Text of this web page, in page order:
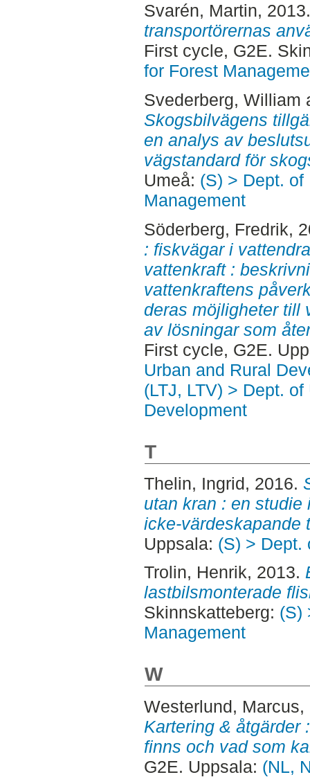
Svarén, Martin,
transportörernas
First cycle, G2E.
for Forest
Svederberg, William
Skogsbilvägens
en analys av
vägstandard för
Umeå: (S) > Dept.
Management
Söderberg, Fredrik,
: fiskvägar i
vattenkraft :
vattenkraftens
deras möjligheter till
av lösningar som
First cycle, G2E.
Urban and Rural
(LTJ, LTV) > Dept.
Development
T
Thelin, Ingrid, 2016.
utan kran : en
icke-värdeskapande
Uppsala: (S) > Dept.
Trolin, Henrik, 2013.
lastbilsmonterade
Skinnskatteberg: (S)
Management
W
Westerlund, Marcus,
Kartering & åtgärder
finns och vad som
G2E. Uppsala: (NL,